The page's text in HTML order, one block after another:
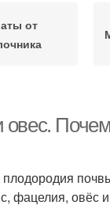
от
фацелия, овёс